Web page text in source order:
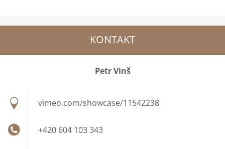
KONTAKT
Petr Vinš
vimeo.com/showcase/11542238
+420 604 103 343